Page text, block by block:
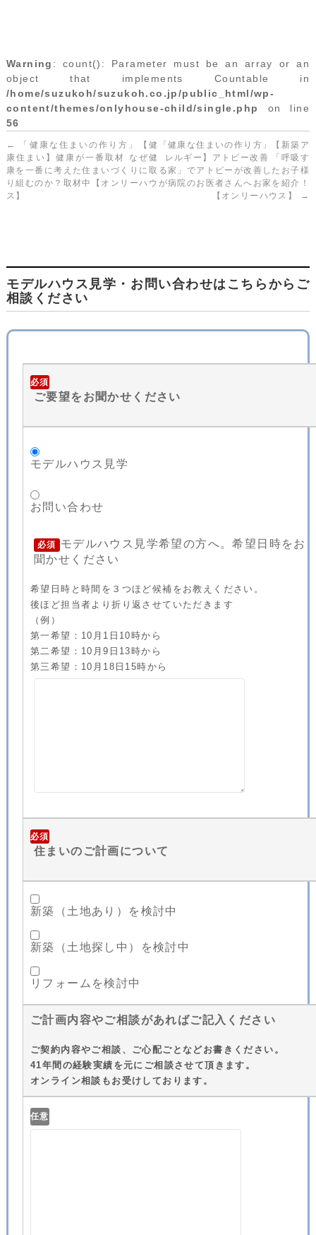
Warning : count(): Parameter must be an array or an
object that implements Countable in
/home/suzukoh/suzukoh.co.jp/public_html/wp-
content/themes/onlyhouse-child/single.php
on line
56
←
「健康な住まいの作り方」【健
康住まい】健康が一番取材 なぜ健
康を一番に考えた住まいづくりに取
り組むのか？取材中【オンリーハウ
ス】
「健康な住まいの作り方」【新築ア
レルギー】アトピー改善 「呼吸す
る家」でアトピーが改善したお子様
が病院のお医者さんへお家を紹介！
【オンリーハウス】
→
モデルハウス見学・お問い合わせはこちらからご
相談ください
必須
ご要望をお聞かせください
モデルハウス見学
お問い合わせ
必須
モデルハウス見学希望の方へ。希望日時をお
聞かせください
希望日時と時間を３つほど候補をお教えください。
後ほど担当者より折り返させていただきます
（例）
第一希望：10月1日10時から
第二希望：10月9日13時から
第三希望：10月18日15時から
必須
住まいのご計画について
新築（土地あり）を検討中
新築（土地探し中）を検討中
リフォームを検討中
ご計画内容やご相談があればご記入ください
ご契約内容やご相談、ご心配ごとなどお書きください。
41年間の経験実績を元にご相談させて頂きます。
オンライン相談もお受けしております。
任意